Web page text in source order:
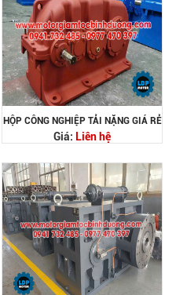
HỘP CÔNG NGHIỆP TẢI NẶNG GIÁ RẺ
Giá: Liên hệ